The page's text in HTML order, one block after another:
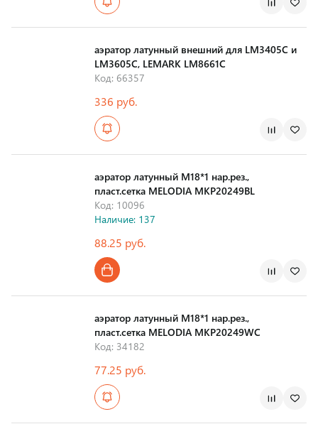
аэратор латунный внешний для LM3405C и
LM3605C, LEMARK LM8661C
Код: 66357
336 руб.
аэратор латунный М18*1 нар.рез.,
пласт.сетка MELODIA MKP20249BL
Код: 10096
Наличие: 137
88.25 руб.
аэратор латунный М18*1 нар.рез.,
пласт.сетка MELODIA MKP20249WC
Код: 34182
77.25 руб.